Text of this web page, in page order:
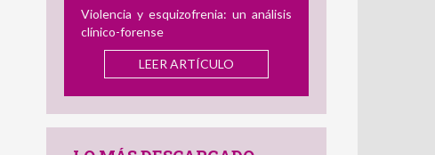
Violencia y esquizofrenia: un análisis
LEER ARTÍCULO
El Perfil del Consumidor de
y Diferencias con el Agresor
LEER ARTÍCULO